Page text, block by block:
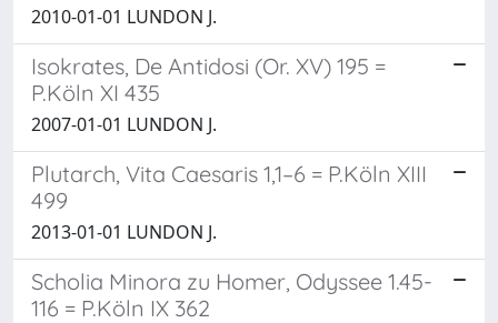
2010-01-01 LUNDON J.
Isokrates, De Antidosi (Or. XV) 195 =
P.Köln XI 435
2007-01-01 LUNDON J.
Plutarch, Vita Caesaris 1,1–6 = P.Köln XIII
499
2013-01-01 LUNDON J.
Scholia Minora zu Homer, Odyssee 1.45-
116 = P.Köln IX 362